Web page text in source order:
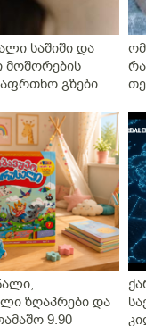
საშიში და
მოშორების
გზები
ზღაპრები და
9.90